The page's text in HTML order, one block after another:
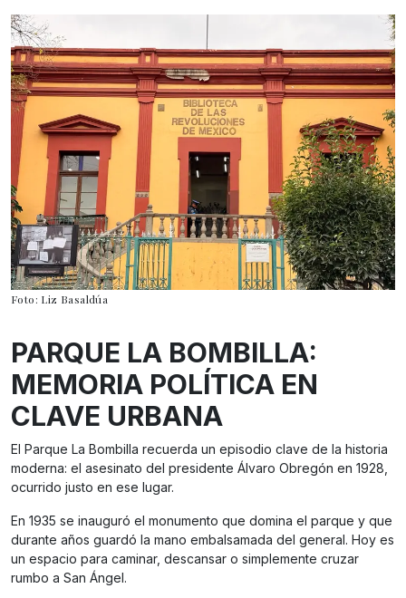
Foto: Liz Basaldúa
PARQUE LA BOMBILLA:
MEMORIA POLÍTICA EN
CLAVE URBANA
El Parque La Bombilla recuerda un episodio clave de la historia
moderna: el asesinato del presidente Álvaro Obregón en 1928,
ocurrido justo en ese lugar.
En 1935 se inauguró el monumento que domina el parque y que
durante años guardó la mano embalsamada del general. Hoy es
un espacio para caminar, descansar o simplemente cruzar
rumbo a San Ángel.